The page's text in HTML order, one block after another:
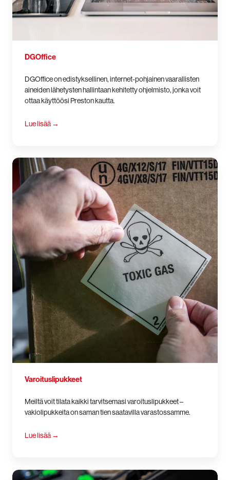
DGOffice
DGOffice on edistyksellinen, internet-pohjainen vaarallisten
aineiden lähetysten hallintaan kehitetty ohjelmisto, jonka voit
ottaa käyttöösi Preston kautta.
Lue lisää →
Varoituslipukkeet
Varoituslipukkeet
Meiltä voit tilata kaikki tarvitsemasi varoituslipukkeet –
vakiolipukkeita on saman tien saatavilla varastossamme.
Lue lisää →
Testiesineet